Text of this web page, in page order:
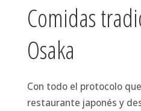
Comidas
Osaka
Con todo el protocolo
restaurante japonés y